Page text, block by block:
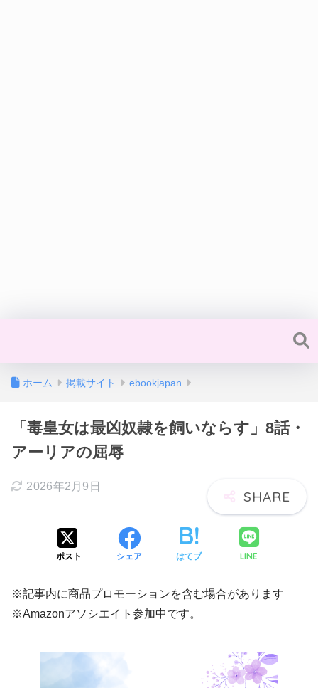
ホーム 掲載サイト ebookjapan
「毒皇女は最凶奴隷を飼いならす」8話・
アーリアの屈辱
2026年2月9日
ポスト シェア はてブ LINE
※記事内に商品プロモーションを含む場合があります
※Amazonアソシエイト参加中です。